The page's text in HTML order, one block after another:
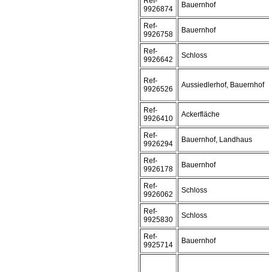
9926874
Bauernhof
Ref-
9926758
Bauernhof
Ref-
9926642
Schloss
Ref-
9926526
Aussiedlerhof, Bauernhof
Ref-
9926410
Ackerfläche
Ref-
9926294
Bauernhof, Landhaus
Ref-
9926178
Bauernhof
Ref-
9926062
Schloss
Ref-
9925830
Schloss
Ref-
9925714
Bauernhof